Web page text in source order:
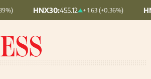
455.12 + 1.63 (+0.36%) HNXINDEX: